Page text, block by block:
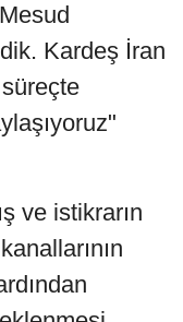
Kardeş İran
süreçte
ve istikrarın